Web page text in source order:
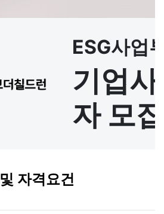
ESG사업
기업
자 모집
및 자격요건